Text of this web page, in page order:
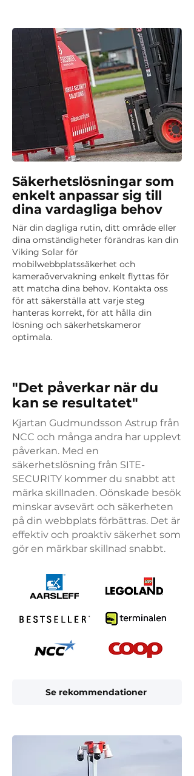
Säkerhetslösningar som
enkelt anpassar sig till
dina vardagliga behov
När din dagliga rutin, ditt område eller
dina omständigheter förändras kan din
Viking Solar för
mobilwebbplatssäkerhet och
kameraövervakning enkelt flyttas för
att matcha dina behov. Kontakta oss
för att säkerställa att varje steg
hanteras korrekt, för att hålla din
lösning och säkerhetskameror
optimala.
"Det påverkar när du
kan se resultatet"
Kjartan Gudmundsson Astrup från
NCC och många andra har upplevt
påverkan. Med en
säkerhetslösning från SITE-
SECURITY kommer du snabbt att
märka skillnaden. Oönskade besök
minskar avsevärt och säkerheten
på din webbplats förbättras. Det är
effektiv och proaktiv säkerhet som
gör en märkbar skillnad snabbt.
Se rekommendationer